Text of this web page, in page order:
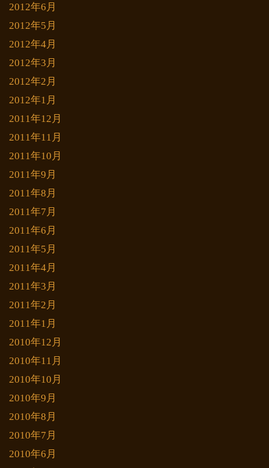
2012年6月
2012年5月
2012年4月
2012年3月
2012年2月
2012年1月
2011年12月
2011年11月
2011年10月
2011年9月
2011年8月
2011年7月
2011年6月
2011年5月
2011年4月
2011年3月
2011年2月
2011年1月
2010年12月
2010年11月
2010年10月
2010年9月
2010年8月
2010年7月
2010年6月